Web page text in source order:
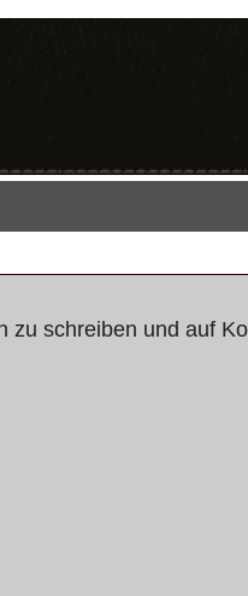
zu schreiben und auf